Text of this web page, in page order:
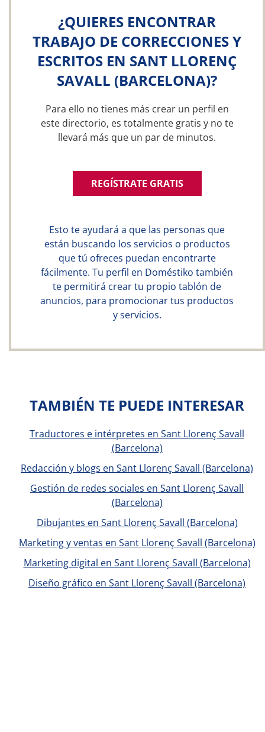
¿QUIERES ENCONTRAR
TRABAJO DE CORRECCIONES Y
ESCRITOS EN SANT LLORENÇ
SAVALL (BARCELONA)?
Para ello no tienes más crear un perfil en
este directorio, es totalmente gratis y no te
llevará más que un par de minutos.
REGÍSTRATE GRATIS
Esto te ayudará a que las personas que
están buscando los servicios o productos
que tú ofreces puedan encontrarte
fácilmente. Tu perfil en Doméstiko también
te permitirá crear tu propio tablón de
anuncios, para promocionar tus productos
y servicios.
TAMBIÉN TE PUEDE INTERESAR
Traductores e intérpretes en Sant Llorenç Savall
(Barcelona)
Redacción y blogs en Sant Llorenç Savall (Barcelona)
Gestión de redes sociales en Sant Llorenç Savall
(Barcelona)
Dibujantes en Sant Llorenç Savall (Barcelona)
Marketing y ventas en Sant Llorenç Savall (Barcelona)
Marketing digital en Sant Llorenç Savall (Barcelona)
Diseño gráfico en Sant Llorenç Savall (Barcelona)